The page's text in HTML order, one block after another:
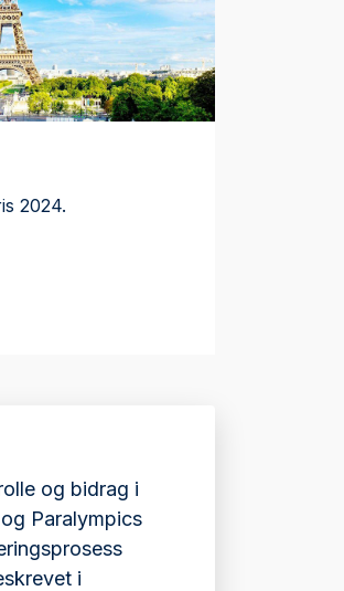
2024.
og bidrag i
Paralympics
i